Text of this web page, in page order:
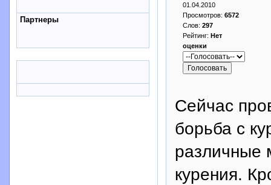
Партнеры
01.04.2010
Просмотров: 6572
Слов: 297
Рейтинг: Нет
оценки
Сейчас
борьба с
различные
курения.